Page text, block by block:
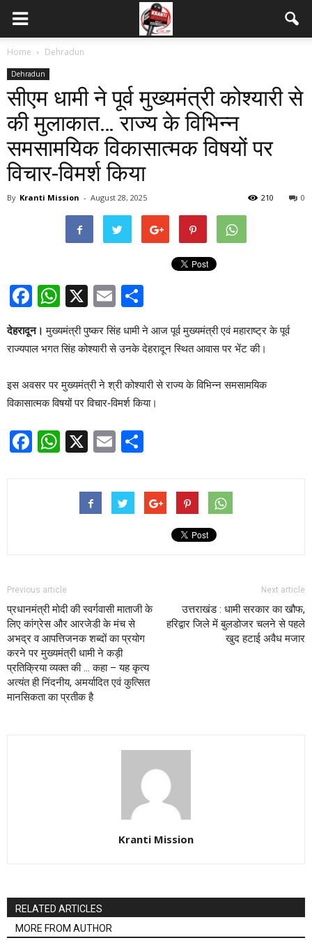
Home Dehradun
Dehradun
सीएम धामी ने पूर्व मुख्यमंत्री कोश्यारी से
की मुलाकात… राज्य के विभिन्न
समसामयिक विकासात्मक विषयों पर
विचार-विमर्श किया
By Kranti Mission - August 28, 2025 0
210
Facebook
WhatsApp
X Email
देहरादून। मुख्यमंत्री पुष्कर सिंह धामी ने आज पूर्व मुख्यमंत्री एवं महाराष्ट्र के पूर्व
राज्यपाल भगत सिंह कोश्यारी से उनके देहरादून स्थित आवास पर भेंट की।
इस अवसर पर मुख्यमंत्री ने श्री कोश्यारी से राज्य के विभिन्न समसामयिक
विकासात्मक विषयों पर विचार-विमर्श किया।
Facebook
WhatsApp
X Email
Previous article
प्रधानमंत्री मोदी की स्वर्गवासी माताजी के
लिए कांग्रेस और आरजेडी के मंच से
अभद्र व आपत्तिजनक शब्दों का प्रयोग
करने पर मुख्यमंत्री धामी ने कड़ी
प्रतिक्रिया व्यक्त की … कहा – यह कृत्य
अत्यंत ही निंदनीय, अमर्यादित एवं कुत्सित
मानसिकता का प्रतीक है
Next article
उत्तराखंड : धामी सरकार का खौफ,
हरिद्वार जिले में बुलडोजर चलने से पहले
खुद हटाई अवैध मजार
Kranti Mission
RELATED ARTICLES
MORE FROM AUTHOR